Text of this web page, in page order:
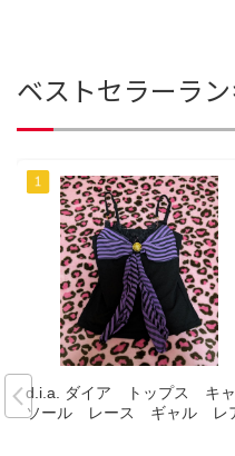
ベストセラーラ
d.i.a. ダイア トップス キャ
ソール レース ギャル レ